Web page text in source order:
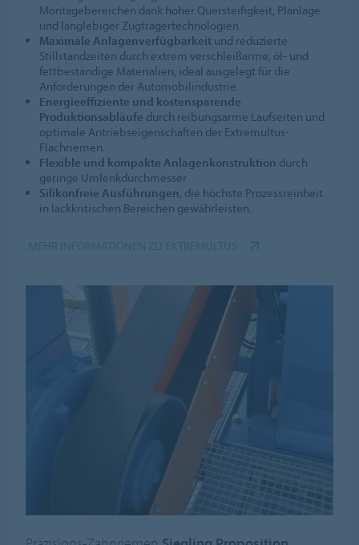
Montagebereichen dank hoher Quersteifigkeit, Planlage
und langlebiger Zugträgertechnologien.
Maximale Anlagenverfügbarkeitund reduzierte
Stillstandzeiten durch extrem verschleißarme, öl- und
fettbeständige Materialien, ideal ausgelegt für die
Anforderungen der Automobilindustrie.
Energieeffiziente und kostensparende
Produktionsabläufe durch reibungsarme Laufseiten und
optimale Antriebseigenschaften der Extremultus-
Flachriemen.
Flexible und kompakte Anlagenkonstruktion durch
geringe Umlenkdurchmesser
Silikonfreie Ausführungen, die höchste Prozessreinheit
in lackkritischen Bereichen gewährleisten.